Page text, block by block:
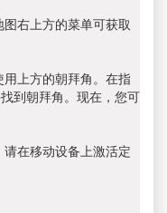
右上方的菜单可获取
上方的朝拜角。在指
到朝拜角。现在，您可
在移动设备上激活定